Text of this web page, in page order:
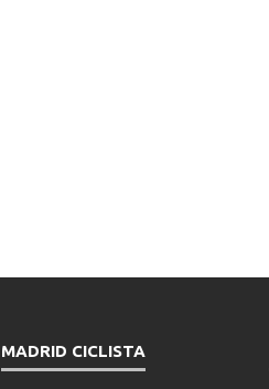
MADRID CICLISTA